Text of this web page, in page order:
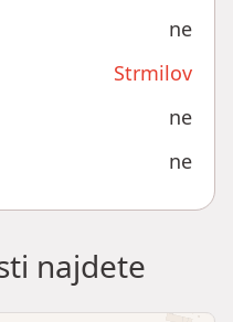
ne
Strmilov
ne
ne
najdete